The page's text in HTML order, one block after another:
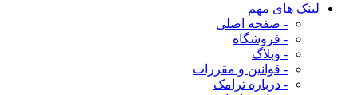
لینک های مهم
- صفحه اصلی
- فروشگاه
- وبلاگ
- قوانین و مقررات
- درباره ترامک